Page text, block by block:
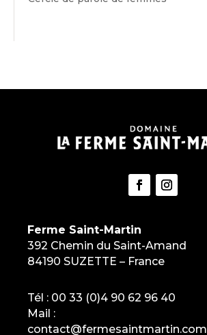
Ferme Saint-Martin
392 Chemin du Saint-Amand
84190 SUZETTE – France
Tél : 00 33 (0)4 90 62 96 40
Mail :
contact@fermesaintmartin.com